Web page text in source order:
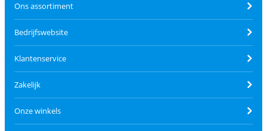
Ons assortiment
Bedrijfswebsite
Klantenservice
Zakelijk
Onze winkels